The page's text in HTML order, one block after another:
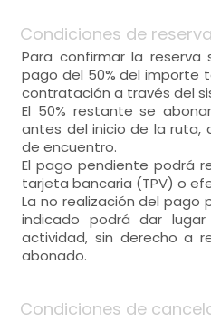
Condiciones de reserva
Para confirmar la reserva
pago del 50% del importe
contratación a través del
El 50% restante se
antes del inicio de la
de encuentro.
El pago pendiente podrá
tarjeta bancaria (TPV) o
La no realización del
indicado podrá dar
actividad, sin derecho a
abonado.
Condiciones de